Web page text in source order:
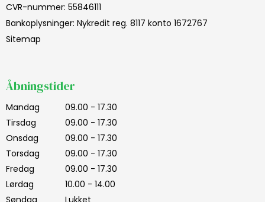
CVR-nummer: 55846111
Bankoplysninger: Nykredit reg. 8117 konto 1672767
Sitemap
Åbningstider
Mandag
09.00 - 17.30
Tirsdag
09.00 - 17.30
Onsdag
09.00 - 17.30
Torsdag
09.00 - 17.30
Fredag
09.00 - 17.30
Lørdag
10.00 - 14.00